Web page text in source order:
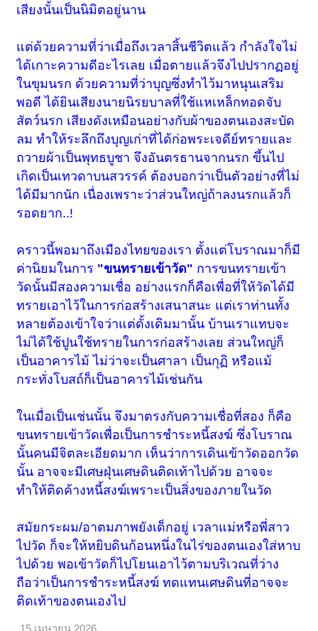
เสียงนั้นเป็นนิมิตอยู่นาน
แต่ด้วยความที่ว่าเมื่อถึงเวลาสิ้นชีวิตแล้ว กำลังใจไม่
ได้เกาะความดีอะไรเลย เมื่อตายแล้วจึงไปปรากฏอยู่
ในขุมนรก ด้วยความที่ว่าบุญซึ่งทำไว้มาหนุนเสริม
พอดี ได้ยินเสียงนายนิรยบาลที่ใช้แหเหล็กทอดจับ
สัตว์นรก เสียงดังเหมือนอย่างกับผ้าของตนเองสะบัด
ลม ทำให้ระลึกถึงบุญเก่าที่ได้ก่อพระเจดีย์ทรายและ
ถวายผ้าเป็นพุทธบูชา จึงอันตรธานจากนรก ขึ้นไป
เกิดเป็นเทวดาบนสวรรค์ ต้องบอกว่าเป็นตัวอย่างที่ไม่
ได้มีมากนัก เนื่องเพราะว่าส่วนใหญ่ถ้าลงนรกแล้วก็
รอดยาก..!
คราวนี้พอมาถึงเมืองไทยของเรา ตั้งแต่โบราณมาก็มี
ค่านิยมในการ "ขนทรายเข้าวัด" การขนทรายเข้า
วัดนั้นมีสองความเชื่อ อย่างแรกก็คือเพื่อที่ให้วัดได้มี
ทรายเอาไว้ในการก่อสร้างเสนาสนะ แต่เราท่านทั้ง
หลายต้องเข้าใจว่าแต่ดั้งเดิมมานั้น บ้านเราแทบจะ
ไม่ได้ใช้ปูนใช้ทรายในการก่อสร้างเลย ส่วนใหญ่ก็
เป็นอาคารไม้ ไม่ว่าจะเป็นศาลา เป็นกุฏิ หรือแม้
กระทั่งโบสถ์ก็เป็นอาคารไม้เช่นกัน
ในเมื่อเป็นเช่นนั้น จึงมาตรงกับความเชื่อที่สอง ก็คือ
ขนทรายเข้าวัดเพื่อเป็นการชำระหนี้สงฆ์ ซึ่งโบราณ
นั้นคนมีจิตละเอียดมาก เห็นว่าการเดินเข้าวัดออกวัด
นั้น อาจจะมีเศษฝุ่นเศษดินติดเท้าไปด้วย อาจจะ
ทำให้ติดค้างหนี้สงฆ์เพราะเป็นสิ่งของภายในวัด
สมัยกระผม/อาตมภาพยังเด็กอยู่ เวลาแม่หรือพี่สาว
ไปวัด ก็จะให้หยิบดินก้อนหนึ่งในไร่ของตนเองใส่หาบ
ไปด้วย พอเข้าวัดก็ไปโยนเอาไว้ตามบริเวณที่ว่าง
ถือว่าเป็นการชำระหนี้สงฆ์ ทดแทนเศษดินที่อาจจะ
ติดเท้าของตนเองไป